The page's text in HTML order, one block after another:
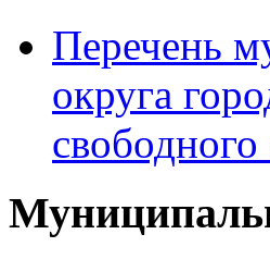
Перечень
округа